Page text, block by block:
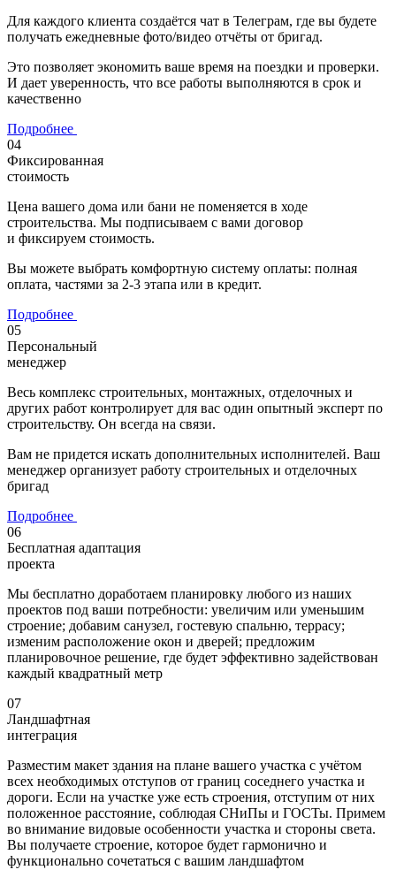
Для каждого клиента создаётся чат в Телеграм, где вы будете
получать ежедневные фото/видео отчёты от бригад.
Это позволяет экономить ваше время на поездки и проверки.
И дает уверенность, что все работы выполняются в срок и
качественно
Подробнее
04
Фиксированная
стоимость
Цена вашего дома или бани не поменяется в ходе
строительства. Мы подписываем с вами договор
и фиксируем стоимость.
Вы можете выбрать комфортную систему оплаты: полная
оплата, частями за 2-3 этапа или в кредит.
Подробнее
05
Персональный
менеджер
Весь комплекс строительных, монтажных, отделочных и
других работ контролирует для вас один опытный эксперт по
строительству. Он всегда на связи.
Вам не придется искать дополнительных исполнителей. Ваш
менеджер организует работу строительных и отделочных
бригад
Подробнее
06
Бесплатная адаптация
проекта
Мы бесплатно доработаем планировку любого из наших
проектов под ваши потребности: увеличим или уменьшим
строение; добавим санузел, гостевую спальню, террасу;
изменим расположение окон и дверей; предложим
планировочное решение, где будет эффективно задействован
каждый квадратный метр
07
Ландшафтная
интеграция
Разместим макет здания на плане вашего участка с учётом
всех необходимых отступов от границ соседнего участка и
дороги. Если на участке уже есть строения, отступим от них
положенное расстояние, соблюдая СНиПы и ГОСТы. Примем
во внимание видовые особенности участка и стороны света.
Вы получаете строение, которое будет гармонично и
функционально сочетаться с вашим ландшафтом